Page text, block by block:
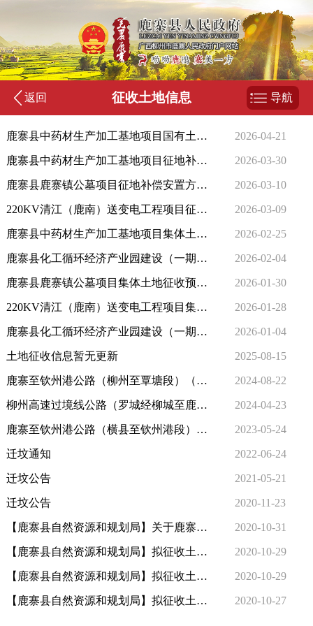
返回 征收土地信息 导航
鹿寨县中药材生产加工基地项目国有土地上房屋征收决定的公告 2026-04-21
鹿寨县中药材生产加工基地项目征地补偿安置方案公告 2026-03-30
鹿寨县鹿寨镇公墓项目征地补偿安置方案公告 2026-03-10
220KV清江（鹿南）送变电工程项目征地补偿安置方案公告 2026-03-09
鹿寨县中药材生产加工基地项目集体土地征收预公告 2026-02-25
鹿寨县化工循环经济产业园建设（一期）项目征地补偿安置方案公告 2026-02-04
鹿寨县鹿寨镇公墓项目集体土地征收预公告 2026-01-30
220KV清江（鹿南）送变电工程项目集体土地征收预公告 2026-01-28
鹿寨县化工循环经济产业园建设（一期）项目集体土地征收预公告 2026-01-04
土地征收信息暂无更新 2025-08-15
鹿寨至钦州港公路（柳州至覃塘段）（贵港段）工程建设用地 2024-08-22
柳州高速过境线公路（罗城经柳城至鹿寨段）项目（柳州段） 2024-04-23
鹿寨至钦州港公路（横县至钦州港段）钦州段 2023-05-24
迁坟通知 2022-06-24
迁坟公告 2021-05-21
迁坟公告 2020-11-23
【鹿寨县自然资源和规划局】关于鹿寨县2020年第三批次乡镇建设用地 （城乡建设用地增减挂钩建新区用地）土地征收的预公告（鹿政预告字〔2020〕13号） 2020-10-31
【鹿寨县自然资源和规划局】拟征收土地补偿安置方案公告（鹿政公告〔2020〕29号） 2020-10-29
【鹿寨县自然资源和规划局】拟征收土地补偿安置方案公告（鹿政公告〔2020〕28号） 2020-10-29
【鹿寨县自然资源和规划局】拟征收土地补偿安置方案公告（鹿政公告〔2020〕24号） 2020-10-27